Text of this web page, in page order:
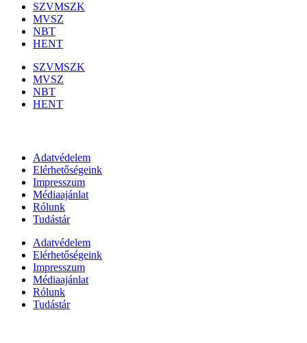
SZVMSZK
MVSZ
NBT
HENT
SZVMSZK
MVSZ
NBT
HENT
Adatvédelem
Elérhetőségeink
Impresszum
Médiaajánlat
Rólunk
Tudástár
Adatvédelem
Elérhetőségeink
Impresszum
Médiaajánlat
Rólunk
Tudástár